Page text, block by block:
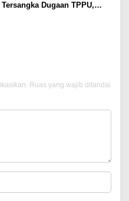
Tersangka Dugaan TPPU,
Ruas yang wajib ditandai